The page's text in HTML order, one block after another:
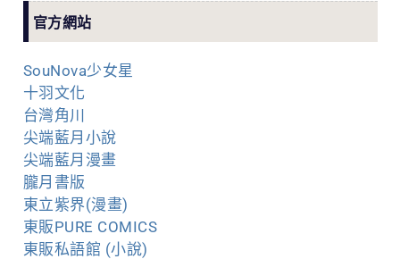
官方網站
SouNova少女星
十羽文化
台灣角川
尖端藍月小說
尖端藍月漫畫
朧月書版
東立紫界(漫畫)
東販PURE COMICS
東販私語館 (小說)